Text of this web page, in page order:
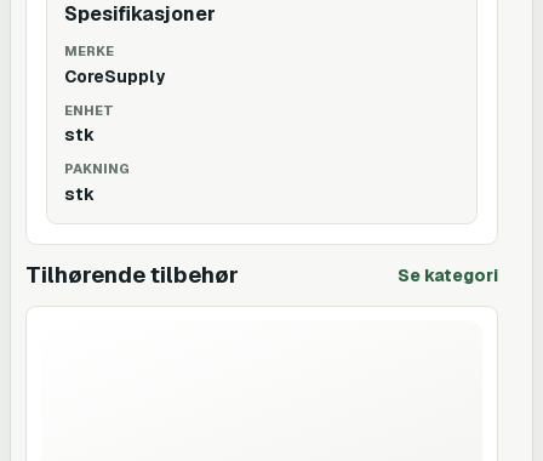
Spesifikasjoner
MERKE
CoreSupply
ENHET
stk
PAKNING
stk
Tilhørende tilbehør Se kategori